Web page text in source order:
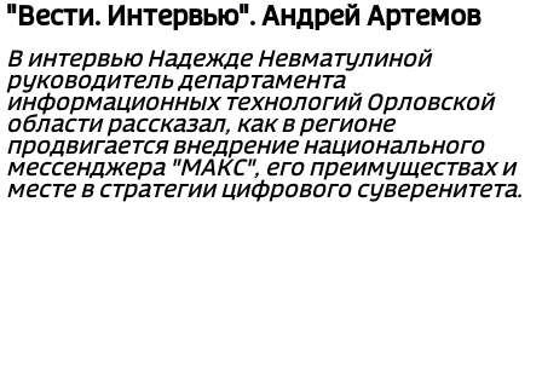
"Вести. Интервью". Андрей Артемов
В интервью Надежде Невматулиной
руководитель департамента
информационных технологий Орловской
области рассказал, как в регионе
продвигается внедрение национального
мессенджера "МАКС", его преимуществах и
месте в стратегии цифрового суверенитета.